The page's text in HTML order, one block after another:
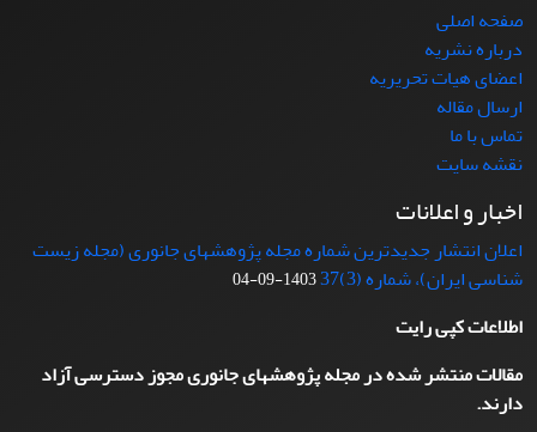
صفحه اصلی
درباره نشریه
اعضای هیات تحریریه
ارسال مقاله
تماس با ما
نقشه سایت
اخبار و اعلانات
اعلان انتشار جدیدترین شماره مجله پژوهشهای جانوری (مجله زیست
شناسی ایران)، شماره (3)37
1403-09-04
اطلاعات کپی رایت
مقالات منتشر شده در مجله پژوهشهای جانوری مجوز دسترسی آزاد
دارند.